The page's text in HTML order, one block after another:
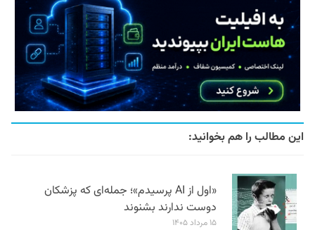
این مطالب را هم بخوانید:
«اول از AI پرسیدم»؛ جمله‌ای که پزشکان
دوست ندارند بشنوند
۱۵ مرداد ۱۴۰۵